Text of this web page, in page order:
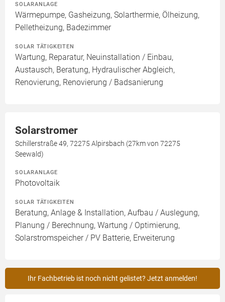
SOLARANLAGE
Wärmepumpe, Gasheizung, Solarthermie, Ölheizung,
Pelletheizung, Badezimmer
SOLAR TÄTIGKEITEN
Wartung, Reparatur, Neuinstallation / Einbau,
Austausch, Beratung, Hydraulischer Abgleich,
Renovierung, Renovierung / Badsanierung
Solarstromer
Schillerstraße 49, 72275 Alpirsbach (27km von 72275
Seewald)
SOLARANLAGE
Photovoltaik
SOLAR TÄTIGKEITEN
Beratung, Anlage & Installation, Aufbau / Auslegung,
Planung / Berechnung, Wartung / Optimierung,
Solarstromspeicher / PV Batterie, Erweiterung
Ihr Fachbetrieb ist noch nicht gelistet? Jetzt anmelden!